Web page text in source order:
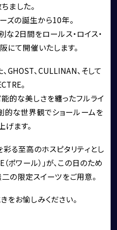
認定中古車
ました。
ズの誕生から10年。
な2日間をロールス・ロイス・
にて開催いたします。
GHOST、CULLINAN、そして
。
的な美しさを纏ったフルライ
的な世界観でショールームを
げます。
る至高のホスピタリティとし
ポワール）」が、この日のため
の限定スイーツをご用意。
をお愉しみください。